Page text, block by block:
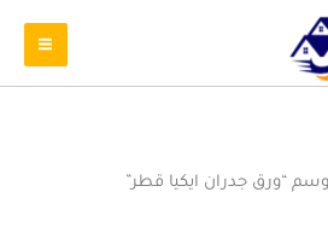
“ورق جدران ايكيا قطر”